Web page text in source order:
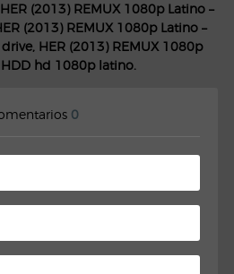
(2013) REMUX 1080p Latino –
(2013) REMUX 1080p Latino –
HER (2013) REMUX 1080p
hd 1080p latino.
0